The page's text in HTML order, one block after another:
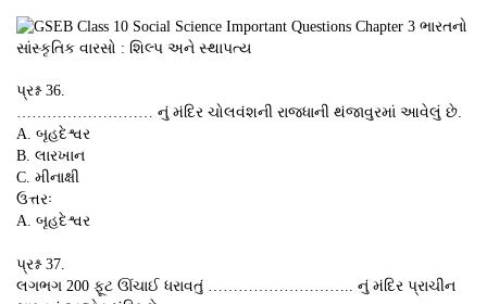
પ્રશ્ન 36.
……………………… નું મંદિર ચોલવંશની રાજધાની થંજાવુરમાં આવેલું છે.
A. બૃહદેશ્વર
B. લારખાન
C. મીનાક્ષી
ઉત્તરઃ
A. બૃહદેશ્વર
પ્રશ્ન 37.
લગભગ 200 ફૂટ ઊંચાઈ ધરાવતું ……………………….. નું મંદિર પ્રાચીન